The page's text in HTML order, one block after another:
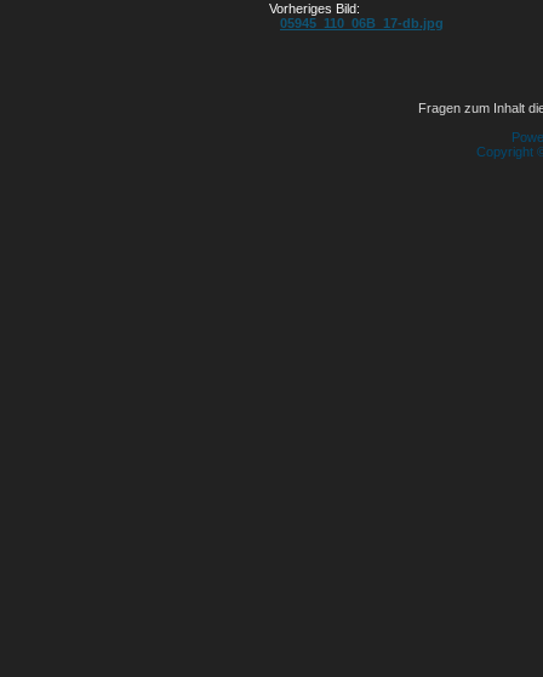
Vorheriges Bild:
05945_110_06B_17-db.jpg
Fragen zum Inhalt
Copyright